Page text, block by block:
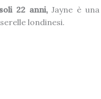
22 anni,Jayne è una
londinesi.